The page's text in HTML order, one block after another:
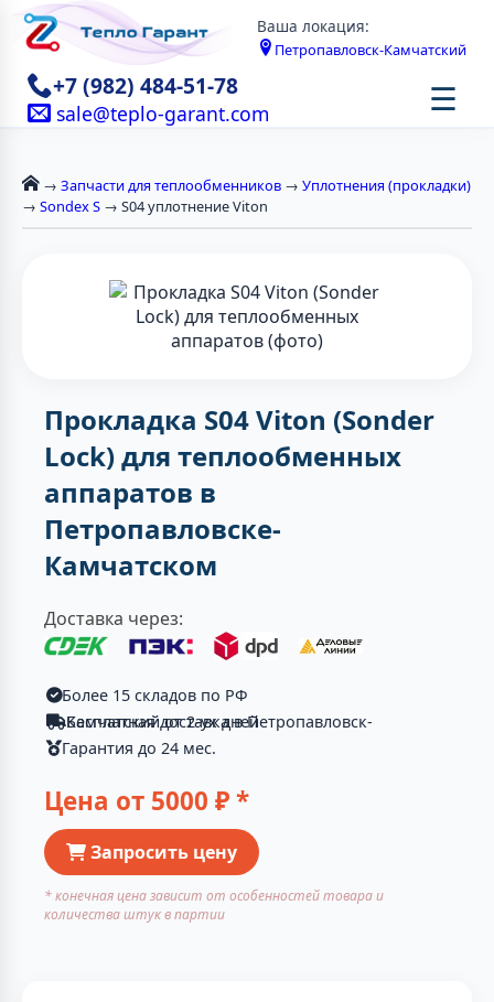
Ваша локация:
Петропавловск-Камчатский
+7 (982) 484-51-78
sale@teplo-garant.com ☰
→ Запчасти для теплообменников → Уплотнения (прокладки)
→ Sondex S → S04 уплотнение Viton
Прокладка S04 Viton (Sonder
Lock) для теплообменных
аппаратов в
Петропавловске-
Камчатском
Доставка через:
Более 15 складов по РФ
Бесплатная доставка в Петропавловск-Камчатский от 2-ух дней
Гарантия до 24 мес.
Цена от 5000 ₽ *
Запросить цену
* конечная цена зависит от особенностей товара и
количества штук в партии